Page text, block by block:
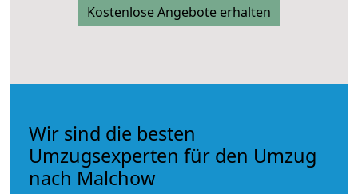
Kostenlose Angebote erhalten
Wir sind die besten
Umzugsexperten für den Umzug
nach Malchow